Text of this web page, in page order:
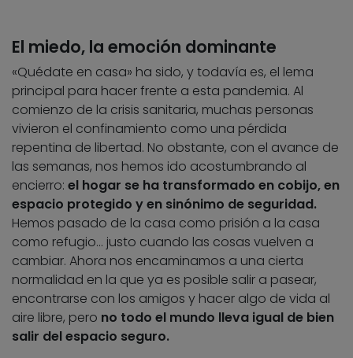
El miedo, la emoción dominante
«Quédate en casa» ha sido, y todavía es, el lema
principal para hacer frente a esta pandemia. Al
comienzo de la crisis sanitaria, muchas personas
vivieron el confinamiento como una pérdida
repentina de libertad. No obstante, con el avance de
las semanas, nos hemos ido acostumbrando al
encierro: el hogar se ha transformado en cobijo, en
espacio protegido y en sinónimo de seguridad.
Hemos pasado de la casa como prisión a la casa
como refugio… justo cuando las cosas vuelven a
cambiar. Ahora nos encaminamos a una cierta
normalidad en la que ya es posible salir a pasear,
encontrarse con los amigos y hacer algo de vida al
aire libre, pero no todo el mundo lleva igual de bien
salir del espacio seguro.